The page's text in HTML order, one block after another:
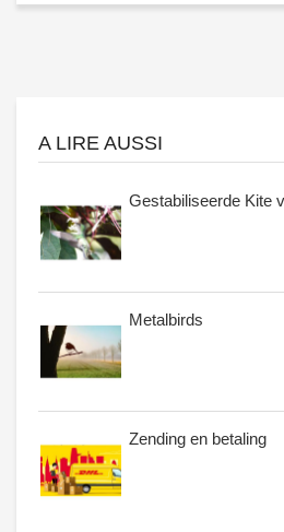
A LIRE AUSSI
Gestabiliseerde Kite
Metalbirds
Zending en betaling